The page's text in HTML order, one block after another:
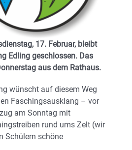
17. Februar, bleibt
Edling geschlossen. Das
aus dem Rathaus.
wünscht auf diesem Weg
Faschingsausklang – vor
am Sonntag mit
rund ums Zelt (wir
Schülern schöne